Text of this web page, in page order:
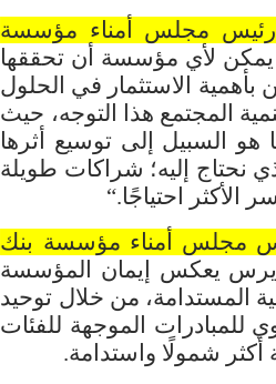
مجلس أمناء مؤسسة
يمكن لأي مؤسسة أن تحققها
الاستثمار في الحلول
المجتمع هذا التوجه، حيث
هو السبيل إلى توسيع أثرها
نحتاج إليه؛ شراكات طويلة
الأكثر احتياجًا.
“
مجلس أمناء مؤسسة بنك
يعكس إيمان المؤسسة
المستدامة، من خلال توحيد
للمبادرات الموجهة للفئات
أكثر شمولًا واستدامة.